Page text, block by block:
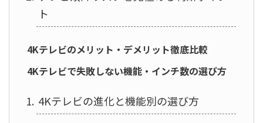
ト
4Kテレビのメリット・デメリット徹底比較
4Kテレビで失敗しない機能・インチ数の選び方
4Kテレビの進化と機能別の選び方